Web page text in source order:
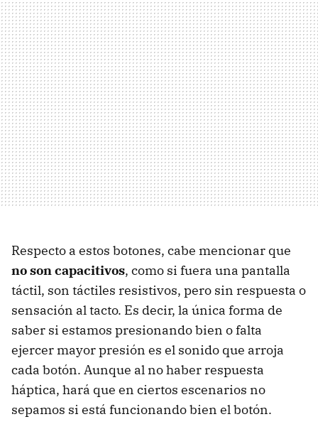
Respecto a estos botones, cabe mencionar que
no son capacitivos, como si fuera una pantalla
táctil, son táctiles resistivos, pero sin respuesta o
sensación al tacto. Es decir, la única forma de
saber si estamos presionando bien o falta
ejercer mayor presión es el sonido que arroja
cada botón. Aunque al no haber respuesta
háptica, hará que en ciertos escenarios no
sepamos si está funcionando bien el botón.